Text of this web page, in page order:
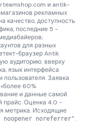
и antik-
рекламных
качество, доступность
последние 5 -
для разных
браузер Antik
аудиторию: вверху
язык интерфейса
пользователя. Заявка
60%
и данные самой
прайс. Оценка 4.0 -
метрика. Исходящие
noopener noreferrer".